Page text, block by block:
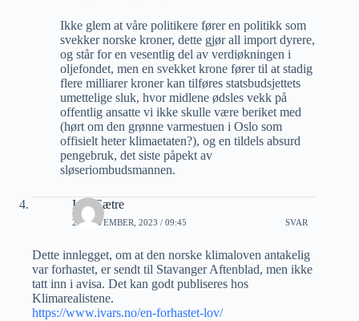
Ikke glem at våre politikere fører en politikk som
svekker norske kroner, dette gjør all import dyrere,
og står for en vesentlig del av verdiøkningen i
oljefondet, men en svekket krone fører til at stadig
flere milliarer kroner kan tilføres statsbudsjettets
umettelige sluk, hvor midlene ødsles vekk på
offentlig ansatte vi ikke skulle være beriket med
(hørt om den grønne varmestuen i Oslo som
offisielt heter klimaetaten?), og en tildels absurd
pengebruk, det siste påpekt av
sløseriombudsmannen.
Ivar Sætre
20 NOVEMBER, 2023 / 09:45 SVAR
Dette innlegget, om at den norske klimaloven antakelig
var forhastet, er sendt til Stavanger Aftenblad, men ikke
tatt inn i avisa. Det kan godt publiseres hos
Klimarealistene.
https://www.ivars.no/en-forhastet-lov/